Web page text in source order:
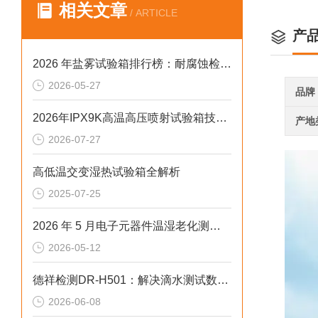
相关文章 / ARTICLE
2026 年盐雾试验箱排行榜：耐腐蚀检测设备采购避坑指南
2026-05-27
2026年IPX9K高温高压喷射试验箱技术解析：中小场景下的精准合规选型参考
2026-07-27
高低温交变湿热试验箱全解析
2025-07-25
2026 年 5 月电子元器件温湿老化测试冷热冲击试验箱排行榜
2026-05-12
德祥检测DR-H501：解决滴水测试数据无效2026选型标准
2026-06-08
产
品牌
产地